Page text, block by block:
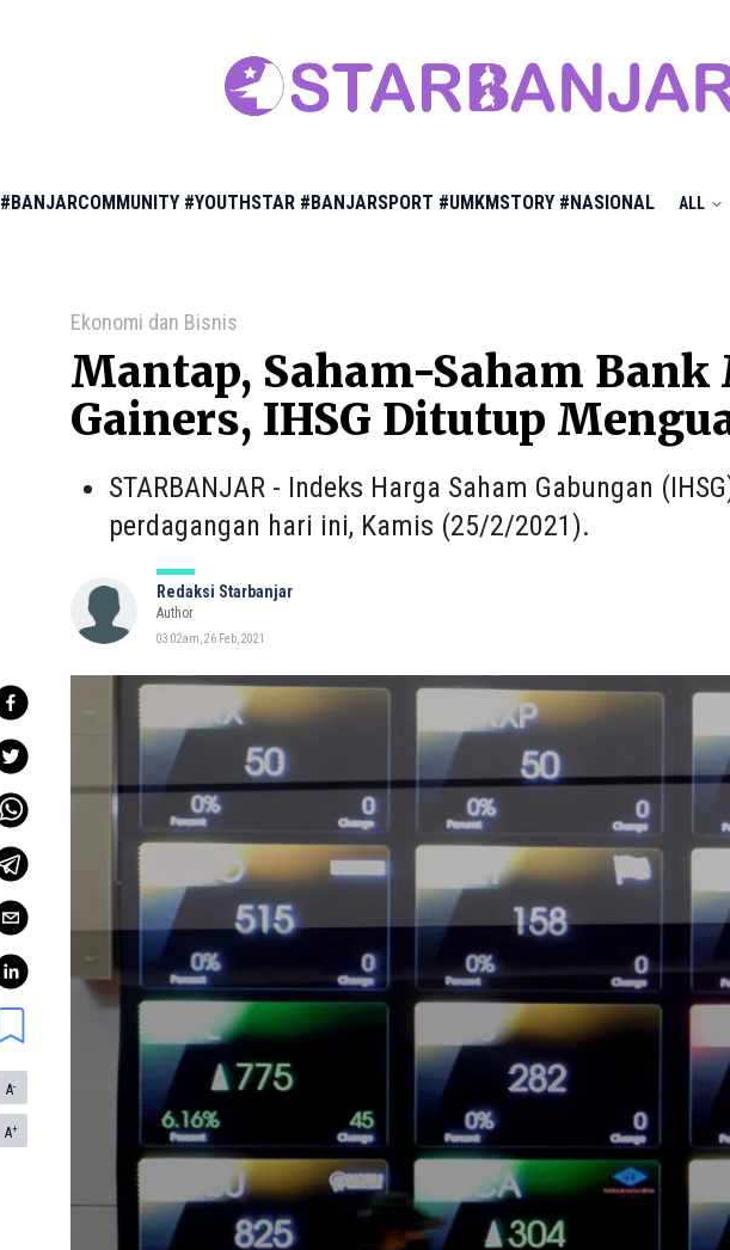
#BANJARCOMMUNITY #YOUTHSTAR #BANJARSPORT #UMKMSTORY #NASIONAL ALL
Ekonomi dan Bisnis
Mantap, Saham-Saham
Gainers, IHSG Ditutup
STARBANJAR - Indeks Harga Saham Gabungan
perdagangan hari ini, Kamis (25/2/2021).
Redaksi Starbanjar
Author
03:02am, 26 Feb, 2021
A-
A+